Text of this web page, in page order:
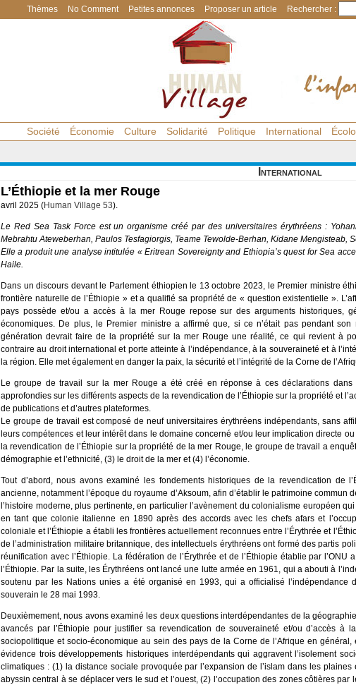
Thèmes No Comment Petites annonces Proposer un article Rechercher :
Société Économie Culture Solidarité Politique International
International
L’Éthiopie et la mer Rouge
avril 2025 (Human Village 53).
Le Red Sea Task Force est un organisme créé par des universitaires érythréens :
Mebrahtu Ateweberhan, Paulos Tesfagiorgis, Teame Tewolde-Berhan, Kidane Mengisteab,
Elle a produit une analyse intitulée « Eritrean Sovereignty and Ethiopia’s quest for Sea
Haile.
Dans un discours devant le Parlement éthiopien le 13 octobre 2023, le Premier ministre
frontière naturelle de l’Éthiopie » et a qualifié sa propriété de « question existentielle ».
pays possède et/ou a accès à la mer Rouge repose sur des arguments historiques,
économiques. De plus, le Premier ministre a affirmé que, si ce n’était pas pendant
génération devrait faire de la propriété sur la mer Rouge une réalité, ce qui revient à
contraire au droit international et porte atteinte à l’indépendance, à la souveraineté et à
la région. Elle met également en danger la paix, la sécurité et l’intégrité de la Corne de
Le groupe de travail sur la mer Rouge a été créé en réponse à ces déclarations
approfondies sur les différents aspects de la revendication de l’Éthiopie sur la propriété et
de publications et d’autres plateformes.
Le groupe de travail est composé de neuf universitaires érythréens indépendants, sans
leurs compétences et leur intérêt dans le domaine concerné et/ou leur implication directe
la revendication de l’Éthiopie sur la propriété de la mer Rouge, le groupe de travail a
démographie et l’ethnicité, (3) le droit de la mer et (4) l’économie.
Tout d’abord, nous avons examiné les fondements historiques de la revendication de
ancienne, notamment l’époque du royaume d’Aksoum, afin d’établir le patrimoine
l’histoire moderne, plus pertinente, en particulier l’avènement du colonialisme européen
en tant que colonie italienne en 1890 après des accords avec les chefs afars et
coloniale et l’Éthiopie a établi les frontières actuellement reconnues entre l’Érythrée et
de l’administration militaire britannique, des intellectuels érythréens ont formé des partis
réunification avec l’Éthiopie. La fédération de l’Érythrée et de l’Éthiopie établie par
l’Éthiopie. Par la suite, les Érythréens ont lancé une lutte armée en 1961, qui a abouti à
soutenu par les Nations unies a été organisé en 1993, qui a officialisé l’indépendance
souverain le 28 mai 1993.
Deuxièmement, nous avons examiné les deux questions interdépendantes de la
avancés par l’Éthiopie pour justifier sa revendication de souveraineté et/ou d’accès à
sociopolitique et socio-économique au sein des pays de la Corne de l’Afrique en
évidence trois développements historiques interdépendants qui aggravent l’isolement
climatiques : (1) la distance sociale provoquée par l’expansion de l’islam dans les
abyssin central à se déplacer vers le sud et l’ouest, (2) l’occupation des zones côtières